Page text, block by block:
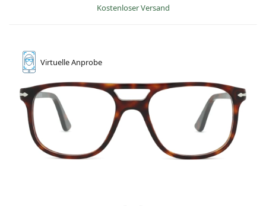
Kostenloser Versand
VirtuelleAnprobe